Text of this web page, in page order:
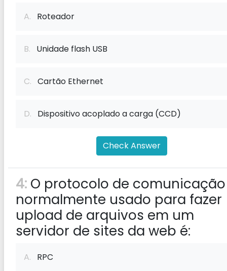
A. Roteador
B. Unidade flash USB
C. Cartão Ethernet
D. Dispositivo acoplado a carga (CCD)
Check Answer
4: O protocolo de comunicação
normalmente usado para fazer
upload de arquivos em um
servidor de sites da web é:
A. RPC